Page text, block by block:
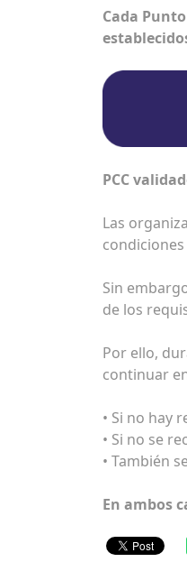
Cada
PCC
Las
Sin
de los
Por ello,
continuar
• Si no hay
• Si no se
• También
En ambos